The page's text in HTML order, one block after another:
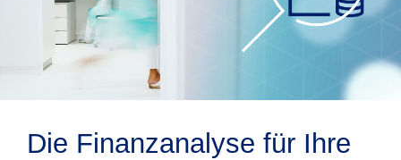
Die Finanzanalyse für Ihre